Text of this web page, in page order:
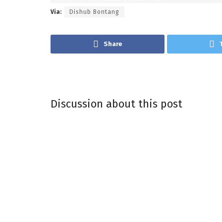
Via: Dishub Bontang
Share
Discussion about this post